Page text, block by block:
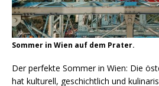
Sommer in Wien auf dem Prater.
Der perfekte Sommer in Wien: Die
hat kulturell, geschichtlich und